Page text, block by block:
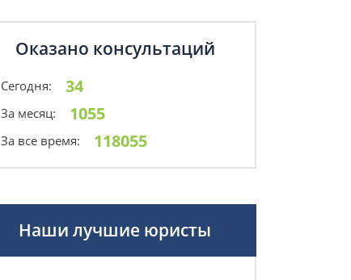
Оказано консультаций
Сегодня: 34
За месяц: 1055
За все время: 118055
Наши лучшие юристы